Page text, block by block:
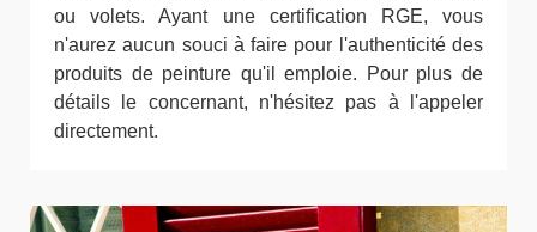
ou volets. Ayant une certification RGE, vous
n'aurez aucun souci à faire pour l'authenticité des
produits de peinture qu'il emploie. Pour plus de
détails le concernant, n'hésitez pas à l'appeler
directement.